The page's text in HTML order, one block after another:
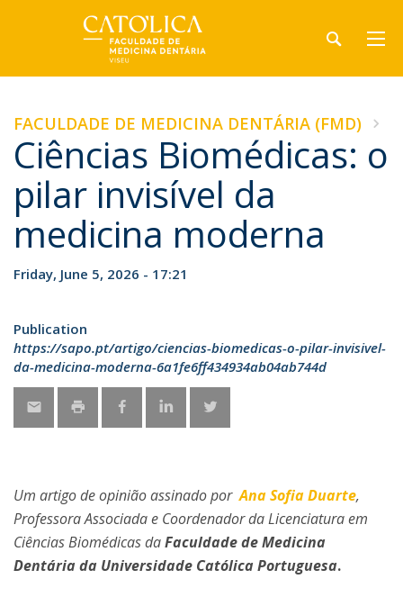
FACULDADE DE MEDICINA DENTÁRIA (FMD)
Ciências Biomédicas: o
pilar invisível da
medicina moderna
Friday, June 5, 2026 - 17:21
Publication
https://sapo.pt/artigo/ciencias-biomedicas-o-pilar-invisivel-
da-medicina-moderna-6a1fe6ff434934ab04ab744d
Um artigo de opinião assinado porAna Sofia Duarte,
Professora Associada e Coordenador da Licenciatura em
Ciências Biomédicas daFaculdade de Medicina
Dentária da Universidade Católica Portuguesa.